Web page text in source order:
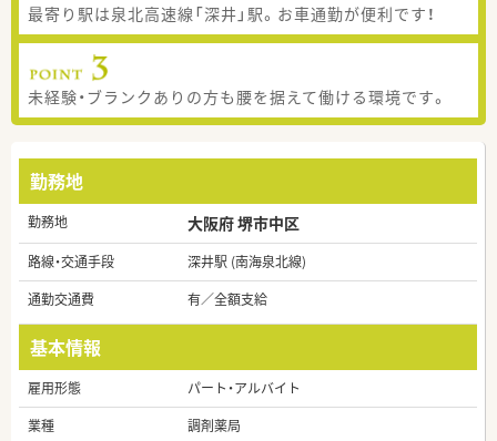
最寄り駅は泉北高速線「深井」駅。お車通勤が便利です！
未経験・ブランクありの方も腰を据えて働ける環境です。
勤務地
勤務地 大阪府 堺市中区
路線・交通手段
深井駅 (南海泉北線)
通勤交通費
有／全額支給
基本情報
雇用形態
パート・アルバイト
業種
調剤薬局